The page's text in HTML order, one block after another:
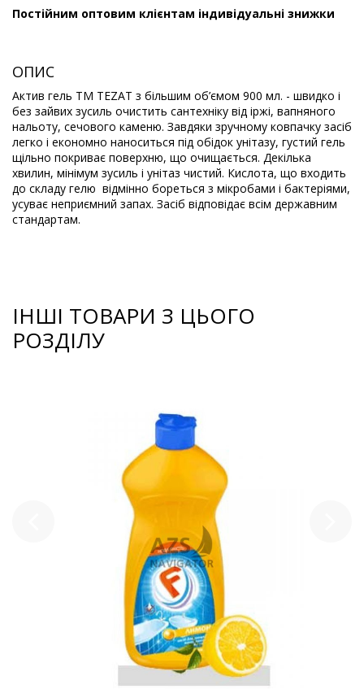
Постійним оптовим клієнтам індивідуальні знижки
ОПИС
Актив гель ТМ TEZAT з більшим об’ємом 900 мл. - швидко і
без зайвих зусиль очистить сантехніку від іржі, вапняного
нальоту, сечового каменю. Завдяки зручному ковпачку засіб
легко і економно наноситься під обідок унітазу, густий гель
щільно покриває поверхню, що очищається. Декілька
хвилин, мінімум зусиль і унітаз чистий. Кислота, що входить
до складу гелю відмінно бореться з мікробами і бактеріями,
усуває неприємний запах. Засіб відповідає всім державним
стандартам.
ІНШІ ТОВАРИ З ЦЬОГО
РОЗДІЛУ